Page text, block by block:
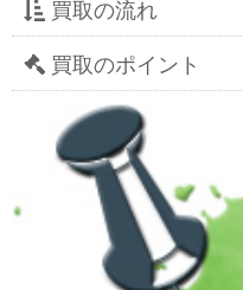
買取の流れ
買取のポイント